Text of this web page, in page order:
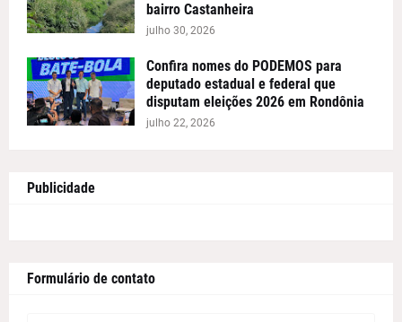
bairro Castanheira
julho 30, 2026
Confira nomes do PODEMOS para
deputado estadual e federal que
disputam eleições 2026 em Rondônia
julho 22, 2026
Publicidade
Formulário de contato